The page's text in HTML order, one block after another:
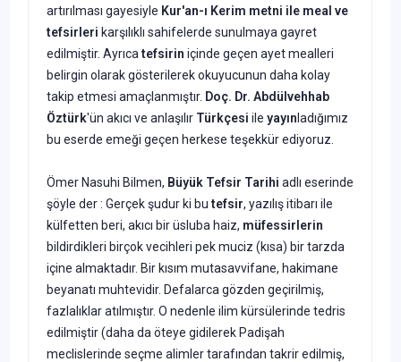
artırılması gayesiyle Kur'an-ı Kerim metni ile meal ve
tefsirleri karşılıklı sahifelerde sunulmaya gayret
edilmiştir. Ayrıcatefsirin içinde geçen ayet mealleri
belirgin olarak gösterilerek okuyucunun daha kolay
takip etmesi amaçlanmıştır. Doç. Dr. Abdülvehhab
Öztürk'ün akıcı ve anlaşılır Türkçesi ile yayın ladığımız
bu eserde emeği geçen herkese teşekkür ediyoruz.
Ömer Nasuhi Bilmen, Büyük Tefsir Tarihi adlı eserinde
şöyle der : Gerçek şudur ki butefsir, yazılış itibarı ile
külfetten beri, akıcı bir üs­luba haiz, müfessirlerin
bildirdikleri birçok vecihleri pek muciz (kısa) bir tarzda
içine almaktadır. Bir kısım mutasavvifane, hakimane
beya­natı muhtevidir. Defalarca gözden geçirilmiş,
fazlalıklar atılmıştır. O nedenle ilim kürsülerinde tedris
edilmiştir (daha da öteye gidilerek Padişah
meclislerinde seçme alimler tarafından takrir edilmiş,